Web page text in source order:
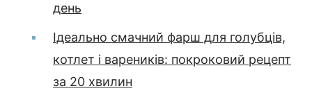
день
Ідеально смачний фарш для голубців,
котлет і вареників: покроковий рецепт
за 20 хвилин